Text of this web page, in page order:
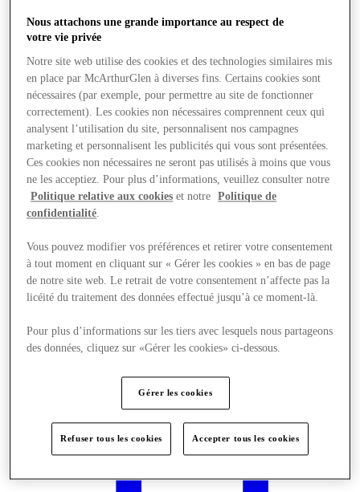
Boutiques
Offres
Nous attachons une grande importance au respect de
votre vie privée
Notre site web utilise des cookies et des technologies similaires mis
en place par McArthurGlen à diverses fins. Certains cookies sont
nécessaires (par exemple, pour permettre au site de fonctionner
correctement). Les cookies non nécessaires comprennent ceux qui
analysent l’utilisation du site, personnalisent nos campagnes
marketing et personnalisent les publicités qui vous sont présentées.
Ces cookies non nécessaires ne seront pas utilisés à moins que vous
ne les acceptiez. Pour plus d’informations, veuillez consulter notre
Politique relative aux cookies et notre
Politique de
confidentialité.
Vous pouvez modifier vos préférences et retirer votre consentement
à tout moment en cliquant sur « Gérer les cookies » en bas de page
de notre site web. Le retrait de votre consentement n’affecte pas la
licéité du traitement des données effectué jusqu’à ce moment-là.
Pour plus d’informations sur les tiers avec lesquels nous partageons
des données, cliquez sur «Gérer les cookies» ci-dessous.
Gérer les cookies
Refuser tous les cookies Accepter tous les cookies